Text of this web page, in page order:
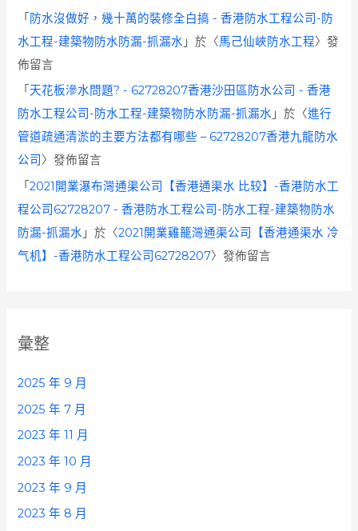
「 防水沒做好，幾十萬的裝修全白搞 - 香港防水工程公司-防
水工程-建築物防水防漏-抓漏水 」於〈馬己仙峽防水工程〉發
佈留言
「 天花板滲水問題? - 62728207香港沙田區防水公司 - 香港
防水工程公司-防水工程-建築物防水防漏-抓漏水 」於〈進行
管道疏通清淤的主要方法都有哪些 – 62728207香港九龍防水
公司 〉發佈留言
「2021開業瀑布灣通渠公司【香港通渠水 比较】-香港防水工
程公司62728207 - 香港防水工程公司-防水工程-建築物防水
防漏-抓漏水 」於〈2021開業雞籠灣通渠公司【香港通渠水 冷
气机】-香港防水工程公司62728207〉發佈留言
彙整
2025 年 9 月
2025 年 7 月
2023 年 11 月
2023 年 10 月
2023 年 9 月
2023 年 8 月